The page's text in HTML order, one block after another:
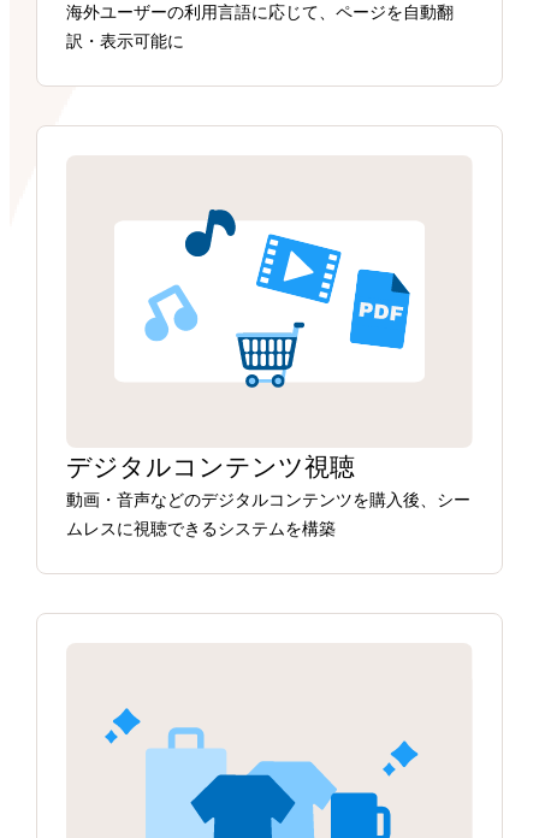
海外ユーザーの利用言語に応じて、ページを自動翻
訳・表示可能に
デジタルコンテンツ視聴
動画・音声などのデジタルコンテンツを購入後、シー
ムレスに視聴できるシステムを構築